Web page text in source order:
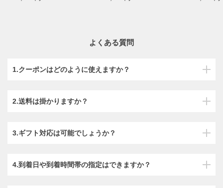
よくある質問
1.クーポンはどのように使えますか？
2.送料は掛かりますか？
3.ギフト対応は可能でしょうか？
4.到着日や到着時間帯の指定はできますか？